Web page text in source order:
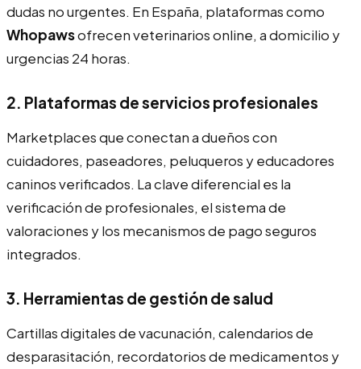
dudas no urgentes. En España, plataformas como
Whopawsofrecen veterinarios online, a domicilio y
urgencias 24 horas.
2. Plataformas de servicios profesionales
Marketplaces que conectan a dueños con
cuidadores, paseadores, peluqueros y educadores
caninos verificados. La clave diferencial es la
verificación de profesionales, el sistema de
valoraciones y los mecanismos de pago seguros
integrados.
3. Herramientas de gestión de salud
Cartillas digitales de vacunación, calendarios de
desparasitación, recordatorios de medicamentos y